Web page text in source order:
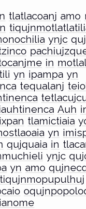
tlatlacoanj amo
ynjc
in
yn ipampa yn
tequalanj
Auh
tlamictiaia
yn
qujquaia in
ynjc
yn amo